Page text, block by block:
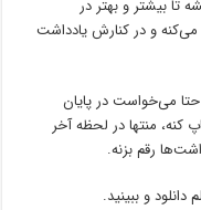
بیشتر و بهتر در
و در کنارش یادداشت
می‌خواست در پایان
منتها در لحظه آخر
رقم بزنه.
و ببینید.